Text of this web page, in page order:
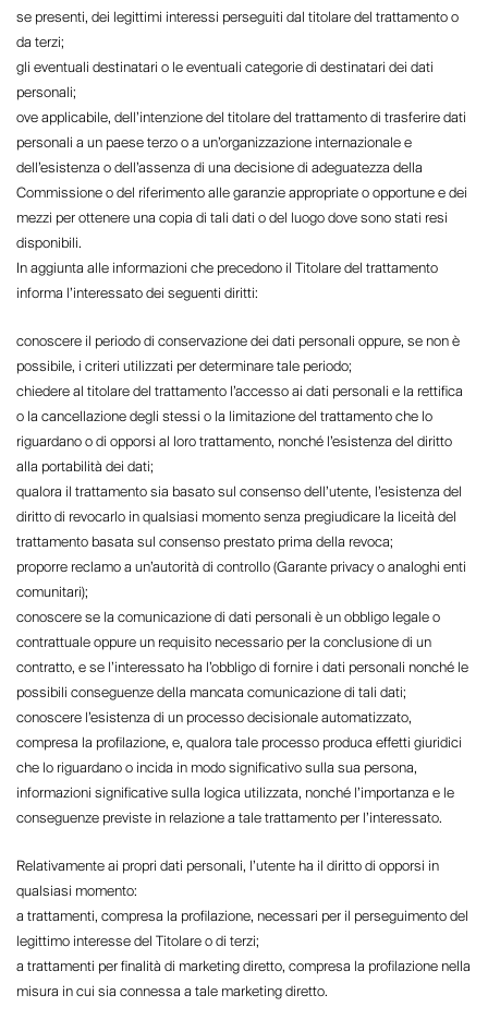
se presenti, dei legittimi interessi perseguiti dal titolare del trattamento o
da terzi;
gli eventuali destinatari o le eventuali categorie di destinatari dei dati
personali;
ove applicabile, dell’intenzione del titolare del trattamento di trasferire dati
personali a un paese terzo o a un’organizzazione internazionale e
dell’esistenza o dell’assenza di una decisione di adeguatezza della
Commissione o del riferimento alle garanzie appropriate o opportune e dei
mezzi per ottenere una copia di tali dati o del luogo dove sono stati resi
disponibili.
In aggiunta alle informazioni che precedono il Titolare del trattamento
informa l’interessato dei seguenti diritti:
conoscere il periodo di conservazione dei dati personali oppure, se non è
possibile, i criteri utilizzati per determinare tale periodo;
chiedere al titolare del trattamento l’accesso ai dati personali e la rettifica
o la cancellazione degli stessi o la limitazione del trattamento che lo
riguardano o di opporsi al loro trattamento, nonché l’esistenza del diritto
alla portabilità dei dati;
qualora il trattamento sia basato sul consenso dell’utente, l’esistenza del
diritto di revocarlo in qualsiasi momento senza pregiudicare la liceità del
trattamento basata sul consenso prestato prima della revoca;
proporre reclamo a un’autorità di controllo (Garante privacy o analoghi enti
comunitari);
conoscere se la comunicazione di dati personali è un obbligo legale o
contrattuale oppure un requisito necessario per la conclusione di un
contratto, e se l’interessato ha l’obbligo di fornire i dati personali nonché le
possibili conseguenze della mancata comunicazione di tali dati;
conoscere l’esistenza di un processo decisionale automatizzato,
compresa la profilazione, e, qualora tale processo produca effetti giuridici
che lo riguardano o incida in modo significativo sulla sua persona,
informazioni significative sulla logica utilizzata, nonché l’importanza e le
conseguenze previste in relazione a tale trattamento per l’interessato.
Relativamente ai propri dati personali, l’utente ha il diritto di opporsi in
qualsiasi momento:
a trattamenti, compresa la profilazione, necessari per il perseguimento del
legittimo interesse del Titolare o di terzi;
a trattamenti per finalità di marketing diretto, compresa la profilazione nella
misura in cui sia connessa a tale marketing diretto.